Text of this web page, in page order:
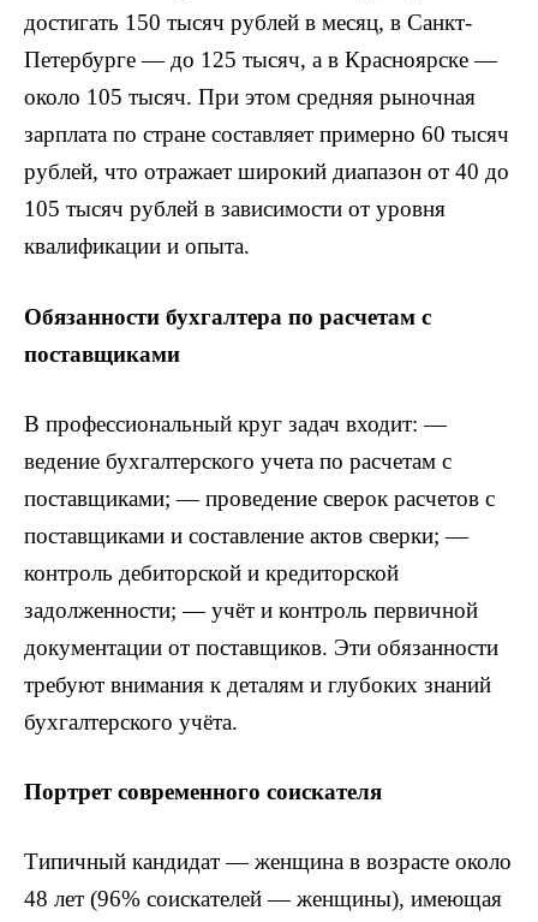
достигать 150 тысяч рублей в месяц, в Санкт-
Петербурге — до 125 тысяч, а в Красноярске —
около 105 тысяч. При этом средняя рыночная
зарплата по стране составляет примерно 60 тысяч
рублей, что отражает широкий диапазон от 40 до
105 тысяч рублей в зависимости от уровня
квалификации и опыта.
Обязанности бухгалтера по расчетам с
поставщиками
В профессиональный круг задач входит: —
ведение бухгалтерского учета по расчетам с
поставщиками; — проведение сверок расчетов с
поставщиками и составление актов сверки; —
контроль дебиторской и кредиторской
задолженности; — учёт и контроль первичной
документации от поставщиков. Эти обязанности
требуют внимания к деталям и глубоких знаний
бухгалтерского учёта.
Портрет современного соискателя
Типичный кандидат — женщина в возрасте около
48 лет (96% соискателей — женщины), имеющая